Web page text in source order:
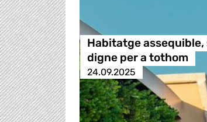
Habitatge assequible,
digne per a tothom
24.09.2025